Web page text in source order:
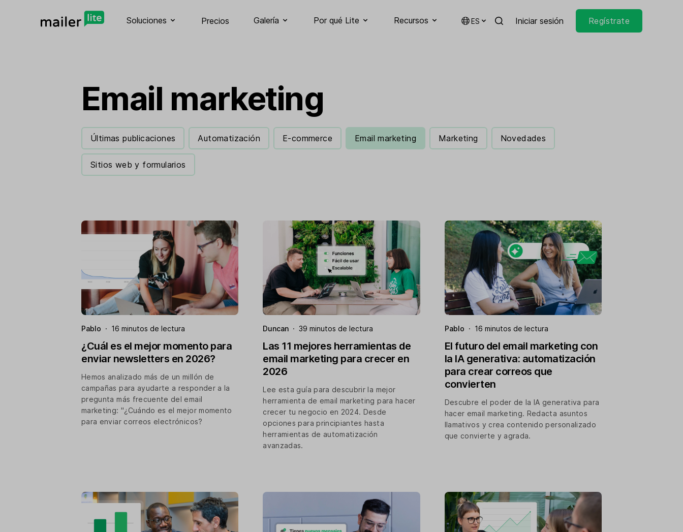
Soluciones Precios Galería Por qué Lite Recursos ES Iniciar sesión Regístrate
Email marketing
Últimas publicaciones Automatización E-commerce Email marketing Marketing Novedades
Sitios web y formularios
Pablo · 16 minutos de lectura
¿Cuál es el mejor momento para
enviar newsletters en 2026?
Hemos analizado más de un millón de
campañas para ayudarte a responder a la
pregunta más frecuente del email
marketing: "¿Cuándo es el mejor momento
para enviar correos electrónicos?
Duncan · 39 minutos de lectura
Las 11 mejores herramientas de
email marketing para crecer en
2026
Lee esta guía para descubrir la mejor
herramienta de email marketing para hacer
crecer tu negocio en 2024. Desde
opciones para principiantes hasta
herramientas de automatización
avanzadas.
Pablo · 16 minutos de lectura
El futuro del email marketing con
la IA generativa: automatización
para crear correos que
convierten
Descubre el poder de la IA generativa para
hacer email marketing. Redacta asuntos
llamativos y crea contenido personalizado
que convierte y agrada.